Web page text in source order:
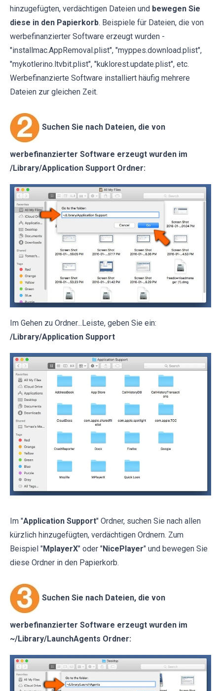
hinzugefügten, verdächtigen Dateien und bewegen Sie
diese in den Papierkorb. Beispiele für Dateien, die von
werbefinanzierter Software erzeugt wurden -
"installmac.AppRemoval.plist", "myppes.download.plist",
"mykotlerino.ltvbit.plist", "kuklorest.update.plist", etc.
Werbefinanzierte Software installiert häufig mehrere
Dateien zur gleichen Zeit.
Suchen Sie nach Dateien, die von
werbefinanzierter Software erzeugt wurden im
/Library/Application Support Ordner:
Im Gehen zu Ordner...Leiste, geben Sie ein:
/Library/Application Support
Im "Application Support" Ordner, suchen Sie nach allen
kürzlich hinzugefügten, verdächtigen Ordnern. Zum
Beispiel "MplayerX" oder "NicePlayer" und bewegen Sie
diese Ordner in den Papierkorb.
Suchen Sie nach Dateien, die von
werbefinanzierter Software erzeugt wurden im
~/Library/LaunchAgents Ordner: